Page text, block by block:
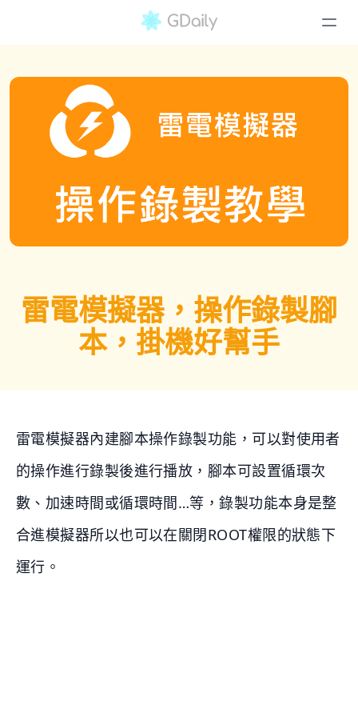
雷電模擬器，操作錄製腳
本，掛機好幫手
雷電模擬器內建腳本操作錄製功能，可以對使用者
的操作進行錄製後進行播放，腳本可設置循環次
數、加速時間或循環時間…等，錄製功能本身是整
合進模擬器所以也可以在關閉ROOT權限的狀態下
運行。